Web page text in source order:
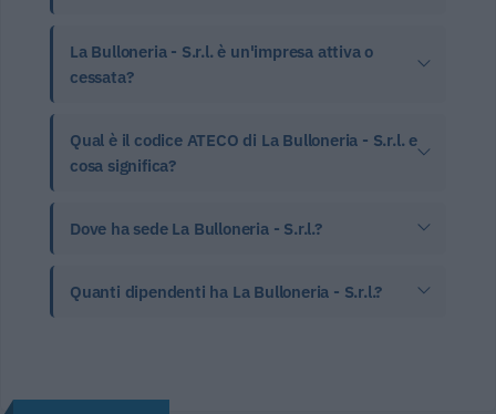
La Bulloneria - S.r.l. è un'impresa attiva o
cessata?
Qual è il codice ATECO di La Bulloneria - S.r.l. e
cosa significa?
Dove ha sede La Bulloneria - S.r.l.?
Quanti dipendenti ha La Bulloneria - S.r.l.?